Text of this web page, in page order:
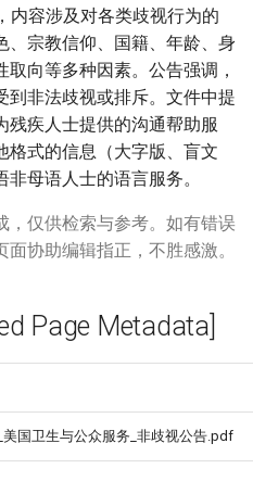
内容涉及对各类歧视行为的
、宗教信仰、国籍、年龄、身
向等多种因素。公告强调，
到非法歧视或排斥。文件中提
残疾人士提供的沟通帮助服
格式的信息（大字版、盲文
母语人士的语言服务。
，仅供检索与参考。如有错误
协助编辑指正，不胜感激。
Page Metadata]
美国卫生与公众服务_非歧视公告.pdf